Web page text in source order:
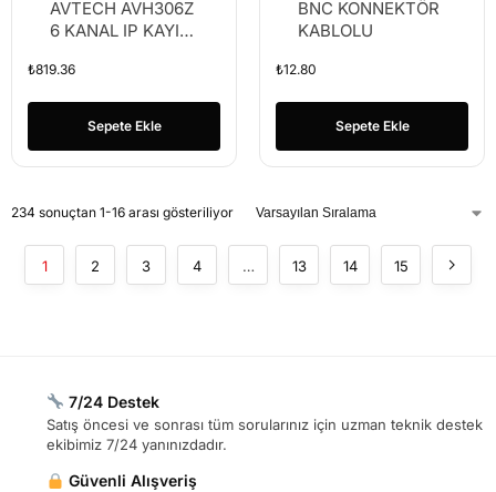
AVTECH AVH306Z
6 KANAL IP KAYIT
SDVS-8120E 8
KANAL KAYIT
CİHAZI (UZAKTAN
İZLEME YOK)
₺819.36
Sepete Ekle
BNC KONNEKTÖR
KABLOLU
₺12.80
Sepete Ekle
234 sonuçtan 1-16 arası gösteriliyor
1 2 3 4 … 13 14 15
7/24 Destek
Satış öncesi ve sonrası tüm sorularınız için uzman teknik destek
ekibimiz 7/24 yanınızdadır.
Güvenli Alışveriş